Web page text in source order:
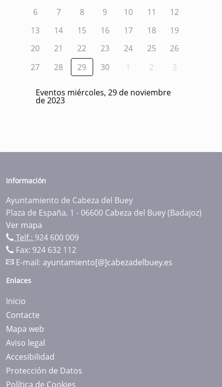
6
7 8 9 10 11
12
13
14 15 16 17 18
19
20
21 22 23 24 25
26
27
28 29 30 1 2 3
Eventos miércoles, 29 de noviembre
de 2023
Información
Ayuntamiento de Cabeza del Buey
Plaza de España, 1 - 06600 Cabeza del Buey (Badajoz)
Ver mapa
Telf.: 924 600 009
Fax: 924 632 112
E-mail: ayuntamiento[@]cabezadelbuey.es
Enlaces
Inicio
Contacte
Mapa web
Aviso legal
Accesibilidad
Protección de Datos
Política de Cookies